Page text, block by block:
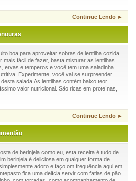
Continue Lendo ►
boa para aproveitar sobras de lentilha cozida.
mais fácil de fazer, basta misturar as lentilhas
ervas e temperos e você tem uma saladinha
Experimente, você vai se surpreender
salada.As lentilhas contém baixo teor
valor nutricional. São ricas em proteínas,
Continue Lendo ►
de berinjela como eu, esta receita é tudo de
berinjela é deliciosa em qualquer forma de
adoro e faço om frequência aqui em
fica uma delícia servir com fatias de pão